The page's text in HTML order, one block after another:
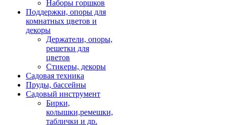
Наборы горшков
Поддержки, опоры для
комнатных цветов и
декоры
Держатели, опоры,
решетки для
цветов
Стикеры, декоры
Садовая техника
Пруды, бассейны
Садовый инструмент
Бирки,
колышки,ремешки,
таблички и др.